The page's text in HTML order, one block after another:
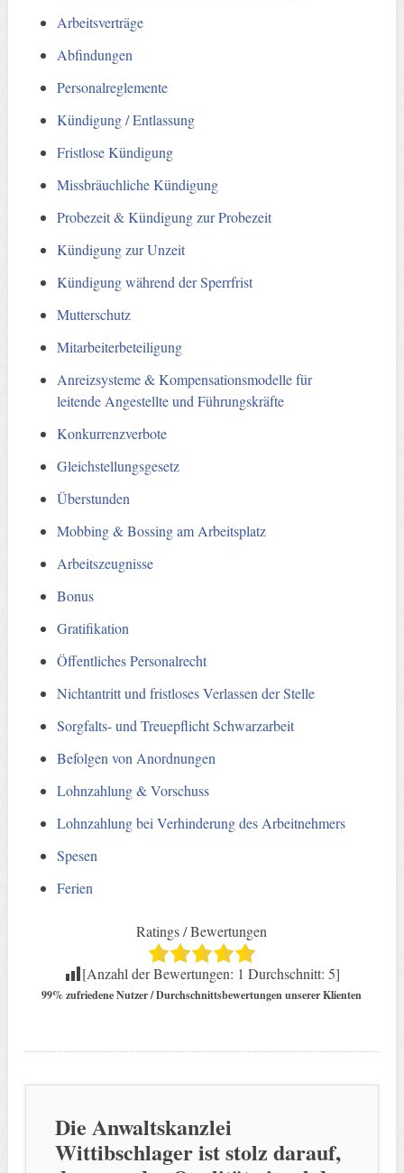
Arbeitsverträge
Abfindungen
Personalreglemente
Kündigung / Entlassung
Fristlose Kündigung
Missbräuchliche Kündigung
Probezeit & Kündigung zur Probezeit
Kündigung zur Unzeit
Kündigung während der Sperrfrist
Mutterschutz
Mitarbeiterbeteiligung
Anreizsysteme & Kompensationsmodelle für
leitende Angestellte und Führungskräfte
Konkurrenzverbote
Gleichstellungsgesetz
Überstunden
Mobbing & Bossing am Arbeitsplatz
Arbeitszeugnisse
Bonus
Gratifikation
Öffentliches Personalrecht
Nichtantritt und fristloses Verlassen der Stelle
Sorgfalts- und Treuepflicht Schwarzarbeit
Befolgen von Anordnungen
Lohnzahlung & Vorschuss
Lohnzahlung bei Verhinderung des Arbeitnehmers
Spesen
Ferien
Ratings / Bewertungen
[Anzahl der Bewertungen: 1 Durchschnitt: 5]
99% zufriedene Nutzer / Durchschnittsbewertungen unserer Klienten
Die Anwaltskanzlei
Wittibschlager ist stolz darauf,